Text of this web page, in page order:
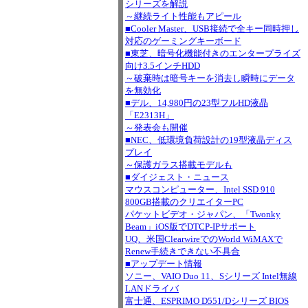
シリーズを解説
～継続ライト性能もアピール
■Cooler Master、USB接続で全キー同時押し
対応のゲーミングキーボード
■東芝、暗号化機能付きのエンタープライズ
向け3.5インチHDD
～破棄時は暗号キーを消去し瞬時にデータ
を無効化
■デル、14,980円の23型フルHD液晶
「E2313H」
～発表会も開催
■NEC、低環境負荷設計の19型液晶ディス
プレイ
～保護ガラス搭載モデルも
■ダイジェスト・ニュース
マウスコンピューター、Intel SSD 910
800GB搭載のクリエイターPC
パケットビデオ・ジャパン、「Twonky
Beam」iOS版でDTCP-IPサポート
UQ、米国ClearwireでのWorld WiMAXで
Renew手続きできない不具合
■アップデート情報
ソニー、VAIO Duo 11、Sシリーズ Intel無線
LANドライバ
富士通、ESPRIMO D551/Dシリーズ BIOS